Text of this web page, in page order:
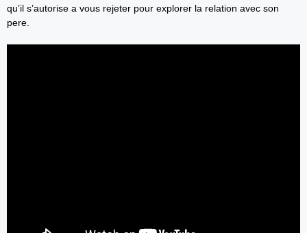
qu’il s’autorise a vous rejeter pour explorer la relation avec son
pere.